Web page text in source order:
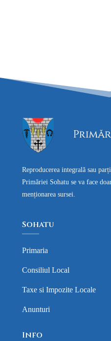
Reproducerea integrală sau
Primăriei Sohatu se va face
menționarea sursei.
Sohatu
Primaria
Consiliul Local
Taxe si Impozite Locale
Anunturi
Info